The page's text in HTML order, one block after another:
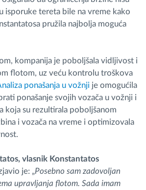
isporuke tereta bile na vreme kako
pružila najbolja moguća
kompanija je poboljšala vidljivost i
flotom, uz veću kontrolu troškova
ponašanja u vožnji je omogućila
ponašanje svojih vozača u vožnji i
koja su rezultirala poboljšanom
i vozača na vreme i optimizovala
vlasnik Konstantatos
je: „Posebno sam zadovoljan
upravljanja flotom. Sada imam